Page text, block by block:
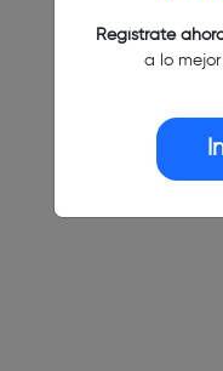
Regístrate
a lo